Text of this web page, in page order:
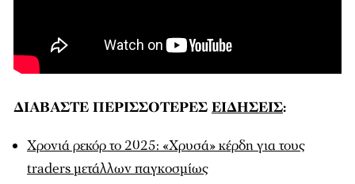
ΔΙΑΒΑΣΤΕ ΠΕΡΙΣΣΟΤΕΡΕΣ ΕΙΔΗΣΕΙΣ:
Χρονιά ρεκόρ το 2025: «Χρυσά» κέρδη για τους
traders μετάλλων παγκοσμίως